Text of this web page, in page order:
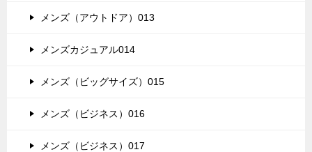
メンズ（アウトドア）013
メンズカジュアル014
メンズ（ビッグサイズ）015
メンズ（ビジネス）016
メンズ（ビジネス）017